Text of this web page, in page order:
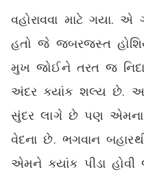
વહોરાવવા માટે ગયા.
હતો જે જબરજસ્ત
મુખ જોઈને તરત જ
અંદર ક્યાંક શલ્ય છે.
સુંદર લાગે છે પણ એમના
વેદના છે. ભગવાન
એમને ક્યાંક પીડા